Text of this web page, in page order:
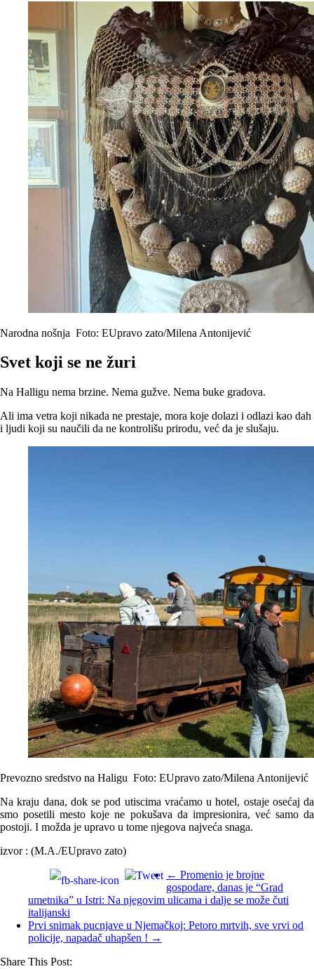
Narodna nošnja Foto: EUpravo zato/Milena Antonijević
Svet koji se ne žuri
Na Halligu nema brzine. Nema gužve. Nema buke gradova.
Ali ima vetra koji nikada ne prestaje, mora koje dolazi i odlazi kao dah
i ljudi koji su naučili da ne kontrolišu prirodu, već da je slušaju.
Prevozno sredstvo na Haligu Foto: EUpravo zato/Milena Antonijević
Na kraju dana, dok se pod utiscima vraćamo u hotel, ostaje osećaj da
smo posetili mesto koje ne pokušava da impresionira, već samo da
postoji. I možda je upravo u tome njegova najveća snaga.
izvor : (M.A./EUpravo zato)
← Promenio je brojne
gospodare, danas je “Grad
umetnika” u Istri: Na njegovim ulicama i dalje se može čuti
italijanski
Prvi snimak pucnjave u Njemačkoj: Petoro mrtvih, sve vrvi od
policije, napadač uhapšen ! →
Share This Post: